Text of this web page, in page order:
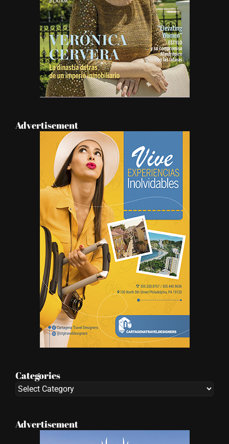
Advertisement
Categories
Categories
Advertisement